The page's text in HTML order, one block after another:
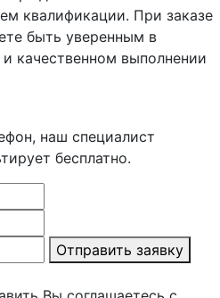
квалификации. При заказе
быть уверенным в
качественном выполнении
наш специалист
бесплатно.
Отправить заявку